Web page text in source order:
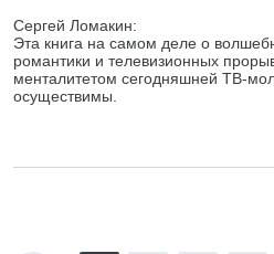
Сергей Ломакин:
Эта книга на самом деле о
романтики и телевизионных
менталитетом сегодняшней ТВ-
осуществимы.